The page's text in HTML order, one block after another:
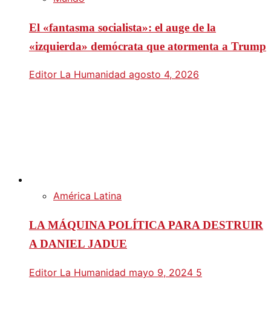
El «fantasma socialista»: el auge de la
«izquierda» demócrata que atormenta a Trump
Editor La Humanidad agosto 4, 2026
América Latina
LA MÁQUINA POLÍTICA PARA DESTRUIR
A DANIEL JADUE
Editor La Humanidad mayo 9, 2024 5